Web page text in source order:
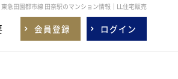
東急田園都市線 田奈駅のマンション情報｜LL住宅販売
会員登録 ログイン